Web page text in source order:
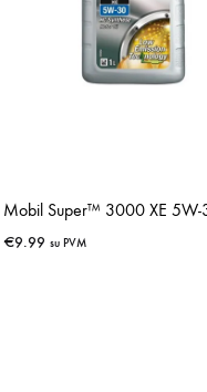
Mobil Super™ 3000 XE 5W-
€9.99 su PVM